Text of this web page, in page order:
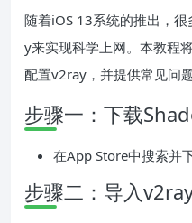
随着iOS 13系统的推出，
y来实现科学上网。本教程
配置v2ray，并提供常见问
步骤一：下载
在App Store中搜索并
步骤二：导入